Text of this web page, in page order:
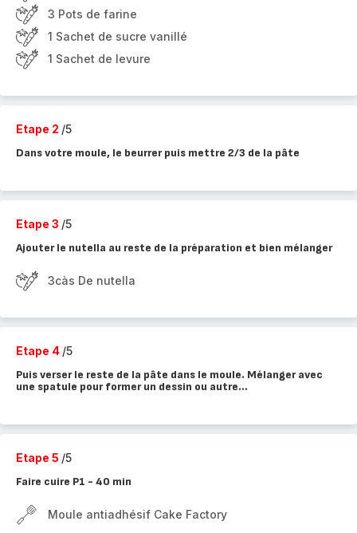
3 Pots de farine
1 Sachet de sucre vanillé
1 Sachet de levure
Etape 2 /5
Dans votre moule, le beurrer puis mettre 2/3 de la pâte
Etape 3 /5
Ajouter le nutella au reste de la préparation et bien mélanger
3càs De nutella
Etape 4 /5
Puis verser le reste de la pâte dans le moule. Mélanger avec
une spatule pour former un dessin ou autre...
Etape 5 /5
Faire cuire P1 - 40 min
Moule antiadhésif Cake Factory